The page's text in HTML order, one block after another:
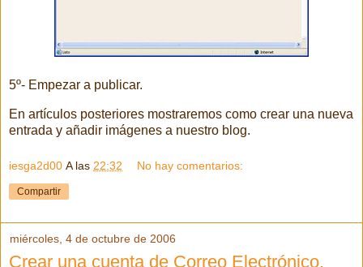
5º- Empezar a publicar.
En artículos posteriores mostraremos como crear una nueva
entrada y añadir imágenes a nuestro blog.
iesga2d00 A las 22:32 No hay comentarios:
Compartir
miércoles, 4 de octubre de 2006
Crear una cuenta de Correo Electrónico.